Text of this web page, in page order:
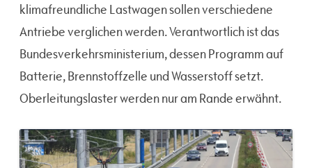
klimafreundliche Lastwagen sollen verschiedene
Antriebe verglichen werden. Verantwortlich ist das
Bundesverkehrsministerium, dessen Programm auf
Batterie, Brennstoffzelle und Wasserstoff setzt.
Oberleitungslaster werden nur am Rande erwähnt.